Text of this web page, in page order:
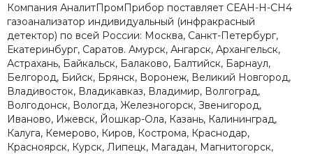
Компания АналитПромПрибор поставляет СЕАН-Н-СН4
газоанализатор индивидуальный (инфракрасный
детектор) по всей России: Москва, Санкт-Петербург,
Екатеринбург, Саратов. Амурск, Ангарск, Архангельск,
Астрахань, Байкальск, Балаково, Балтийск, Барнаул,
Белгород, Бийск, Брянск, Воронеж, Великий Новгород,
Владивосток, Владикавказ, Владимир, Волгоград,
Волгодонск, Вологда, Железногорск, Звенигород,
Иваново, Ижевск, Йошкар-Ола, Казань, Калининград,
Калуга, Кемерово, Киров, Кострома, Краснодар,
Красноярск, Курск, Липецк, Магадан, Магнитогорск,